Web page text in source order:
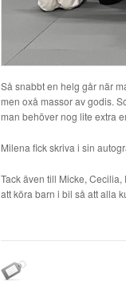
Så snabbt en helg går när
men oxå massor av godis.
man behöver nog lite extra
Milena fick skriva i sin
Tack även till Micke,
att köra barn i bil så att alla